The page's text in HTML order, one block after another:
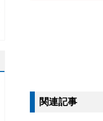
関連記事